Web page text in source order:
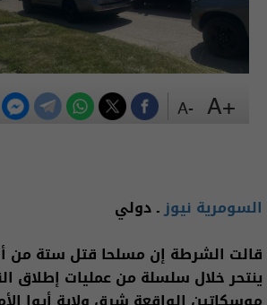
السومرية نيوزـ دولي
قالت الشرطة إن مسلحا قتل ستة من
ينتحر خلال سلسلة من عمليات إطلاق
+A
-A